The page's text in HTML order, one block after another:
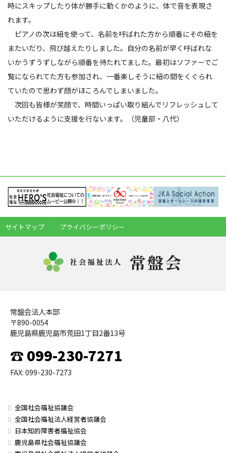
時にスキップしたり体が勝手に動くかのように、体で音を表現さ
れます。
ピアノの次は紐を使って、名前を呼ばれた方から順番にその紐を
またいだり、飛び越えたりしました。自分の名前が早く呼ばれな
いかうずうずしながら順番を待たれてました。最初はソファーでご
覧になられてた方も参加され、一番楽しそうに紐の間をくぐられ
ていたので思わず顔がほころんでしまいました。
次回も皆様が笑顔で、時間いっぱい取り組んでリフレッシュして
いただけるように支援を行ないます。（児童部・八代）
サイトマップ プライバシーポリシー
社会福祉法人 常盤会
常盤会法人本部
〒890-0054
鹿児島県鹿児島市荒田1丁目2番13号
☎ 099-230-7271
FAX: 099-230-7273
全国社会福祉協議会
全国社会福祉法人経営者協議会
日本知的障害者福祉協会
鹿児島県社会福祉協議会